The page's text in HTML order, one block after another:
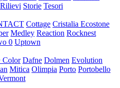
Rilievi Storie Tesori
Cottage Cristalia Ecostone
Medley Reaction Rocknest
0 Uptown
Color Dafne Dolmen Evolution
Mitica Olimpia Porto Portobello